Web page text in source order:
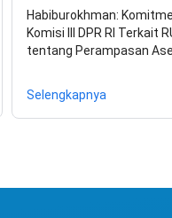
Habiburokhman:
Komisi III DPR RI Terkait
tentang Perampasan
Selengkapnya